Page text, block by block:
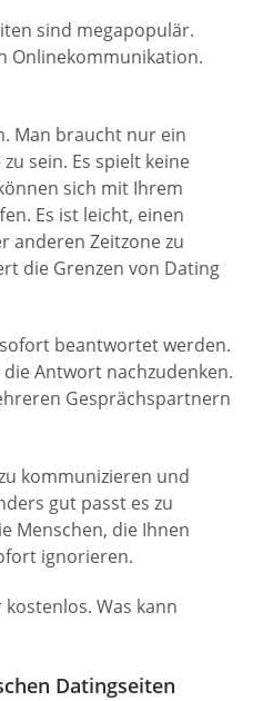
sind megapopulär.
Onlinekommunikation.
Man braucht nur ein
sein. Es spielt keine
sich mit Ihrem
Es ist leicht, einen
anderen Zeitzone zu
die Grenzen von Dating
beantwortet werden.
Antwort nachzudenken.
Gesprächspartnern
kommunizieren und
gut passt es zu
Menschen, die Ihnen
ignorieren.
Was kann
Datingseiten